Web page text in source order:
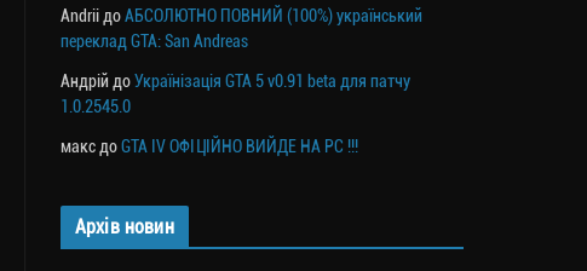
Andrii доАБСОЛЮТНО ПОВНИЙ (100%) український
переклад GTA: San Andreas
Андрій доУкраїнізація GTA 5 v0.91 beta для патчу
1.0.2545.0
макс доGTA IV ОФІЦІЙНО ВИЙДЕ НА PC !!!
Архів новин